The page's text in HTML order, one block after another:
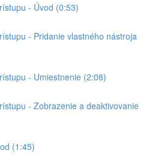
- Úvod (0:53)
- Pridanie vlastného nástroja
- Umiestnenie (2:08)
- Zobrazenie a deaktivovanie
(1:45)